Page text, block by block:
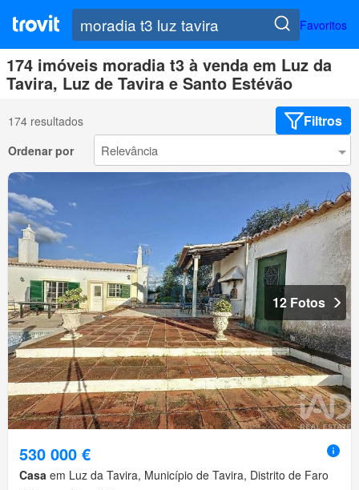
Favoritos
174 imóveis moradia t3 à venda em Luz da
Tavira, Luz de Tavira e Santo Estévão
174 resultados Filtros
Ordenar por
12 Fotos
530 000 €
Casa em Luz da Tavira, Município de Tavira, Distrito de Faro